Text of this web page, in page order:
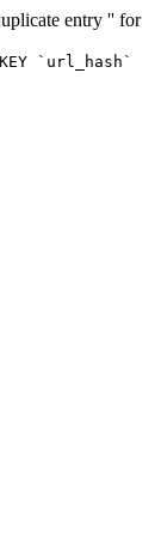
entry '' for
`url_hash`